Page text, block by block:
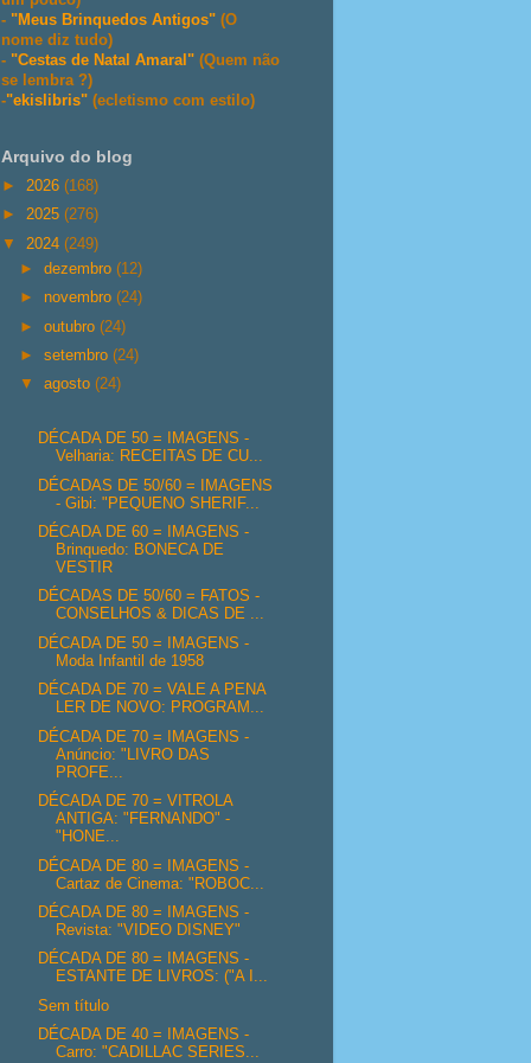
- "Meus Brinquedos Antigos" (O
nome diz tudo)
- "Cestas de Natal Amaral" (Quem não
se lembra ?)
-"ekislibris" (ecletismo com estilo)
Arquivo do blog
► 2026 (168)
► 2025 (276)
▼ 2024 (249)
►dezembro(12)
► novembro(24)
►outubro(24)
►setembro(24)
▼agosto(24)
DÉCADA DE 50 = IMAGENS -
Velharia: RECEITAS DE CU...
DÉCADAS DE 50/60 = IMAGENS
- Gibi: "PEQUENO SHERIF...
DÉCADA DE 60 = IMAGENS -
Brinquedo: BONECA DE
VESTIR
DÉCADAS DE 50/60 = FATOS -
CONSELHOS & DICAS DE ...
DÉCADA DE 50 = IMAGENS -
Moda Infantil de 1958
DÉCADA DE 70 = VALE A PENA
LER DE NOVO: PROGRAM...
DÉCADA DE 70 = IMAGENS -
Anúncio: "LIVRO DAS
PROFE...
DÉCADA DE 70 = VITROLA
ANTIGA: "FERNANDO" -
"HONE...
DÉCADA DE 80 = IMAGENS -
Cartaz de Cinema: "ROBOC...
DÉCADA DE 80 = IMAGENS -
Revista: "VIDEO DISNEY"
DÉCADA DE 80 = IMAGENS -
ESTANTE DE LIVROS: ("A I...
Sem título
DÉCADA DE 40 = IMAGENS -
Carro: "CADILLAC SERIES...